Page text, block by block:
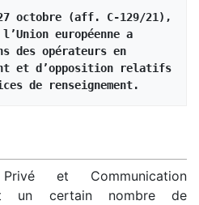
octobre (aff. C‑129/21),
européenne a
des opérateurs en
et d’opposition relatifs
de renseignement.
et Communication
un certain nombre de